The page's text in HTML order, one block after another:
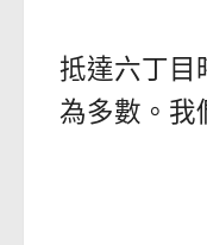
抵達六丁目
為多數。我